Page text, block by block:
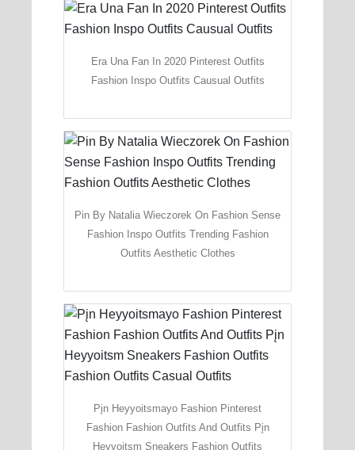
Era Una Fan In 2020 Pinterest Outfits
Fashion Inspo Outfits Causual Outfits
Pin By Natalia Wieczorek On Fashion Sense
Fashion Inspo Outfits Trending Fashion
Outfits Aesthetic Clothes
Pįn Heyyoitsmayo Fashion Pinterest
Fashion Fashion Outfits And Outfits Pįn
Heyyoitsm Sneakers Fashion Outfits